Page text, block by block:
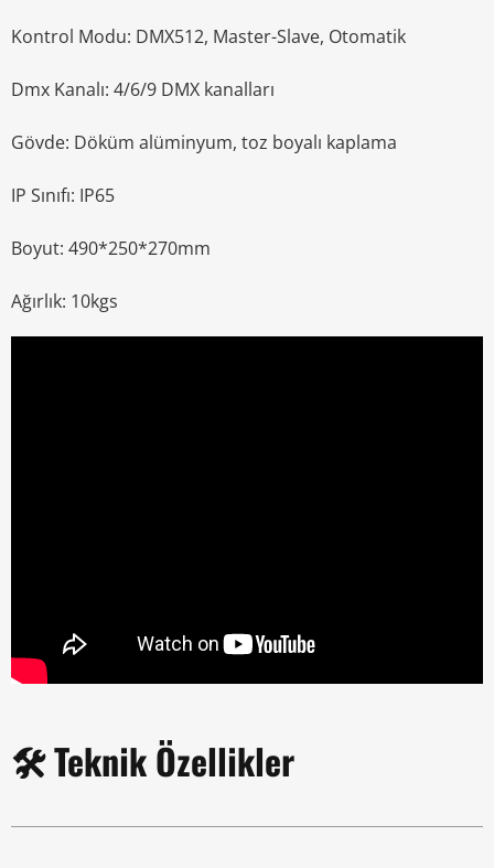
Kontrol Modu: DMX512, Master-Slave, Otomatik
Dmx Kanalı: 4/6/9 DMX kanalları
Gövde: Döküm alüminyum, toz boyalı kaplama
IP Sınıfı: IP65
Boyut: 490*250*270mm
Ağırlık: 10kgs
🛠️ Teknik Özellikler